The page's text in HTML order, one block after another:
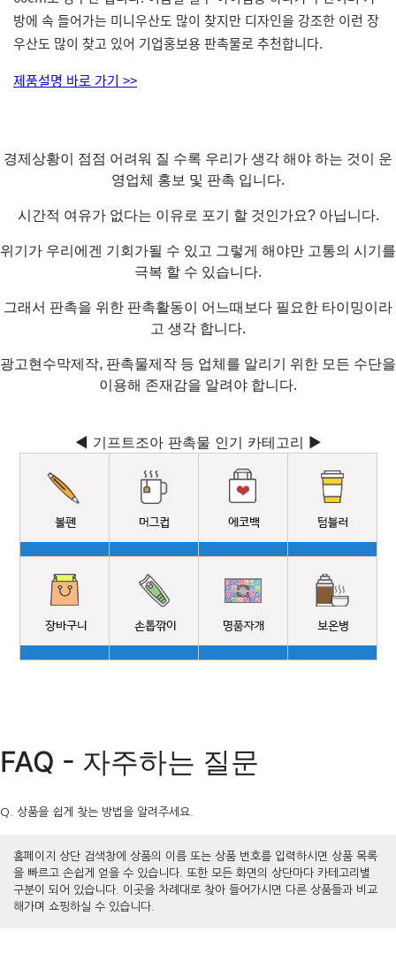
방에 속 들어가는 미니우산도 많이 찾지만 디자인을 강조한 이런 장
우산도 많이 찾고 있어 기업홍보용 판촉물로 추천합니다.
제품설명 바로 가기 >>
경제상황이 점점 어려워 질 수록 우리가 생각 해야 하는 것이 운
영업체 홍보 및 판촉 입니다.
시간적 여유가 없다는 이유로 포기 할 것인가요? 아닙니다.
위기가 우리에겐 기회가될 수 있고 그렇게 해야만 고통의 시기를
극복 할 수 있습니다.
그래서 판촉을 위한 판촉활동이 어느때보다 필요한 타이밍이라
고 생각 합니다.
광고현수막제작, 판촉물제작 등 업체를 알리기 위한 모든 수단을
이용해 존재감을 알려야 합니다.
◀ 기프트조아 판촉물 인기 카테고리 ▶
FAQ - 자주하는 질문
Q. 상품을 쉽게 찾는 방법을 알려주세요.
홈페이지 상단 검색창에 상품의 이름 또는 상품 번호를 입력하시면 상품 목록
을 빠르고 손쉽게 얻을 수 있습니다. 또한 모든 화면의 상단마다 카테고리별
구분이 되어 있습니다. 이곳을 차례대로 찾아 들어가시면 다른 상품들과 비교
해가며 쇼핑하실 수 있습니다.